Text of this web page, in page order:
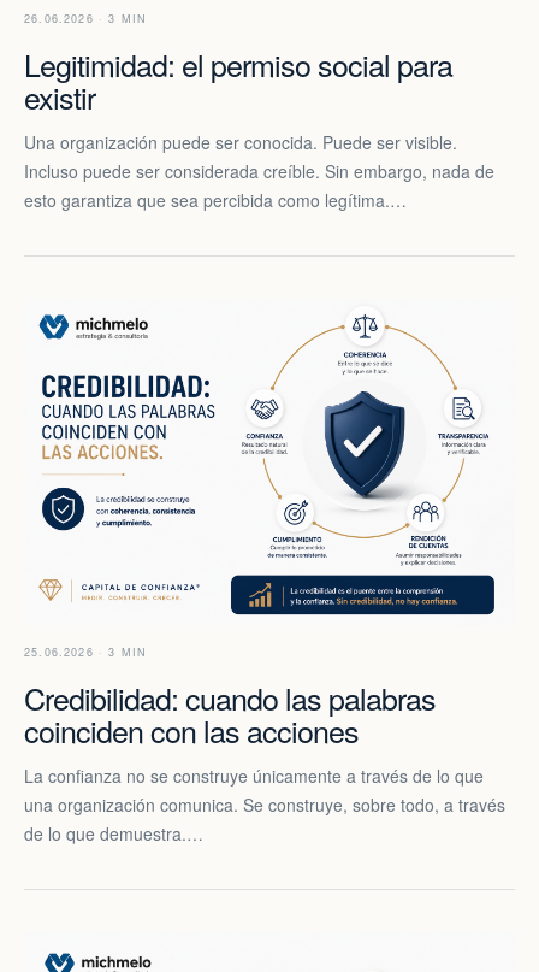
26.06.2026 · 3 MIN
Legitimidad: el permiso social para
existir
Una organización puede ser conocida. Puede ser visible.
Incluso puede ser considerada creíble. Sin embargo, nada de
esto garantiza que sea percibida como legítima.…
25.06.2026 · 3 MIN
Credibilidad: cuando las palabras
coinciden con las acciones
La confianza no se construye únicamente a través de lo que
una organización comunica. Se construye, sobre todo, a través
de lo que demuestra.…